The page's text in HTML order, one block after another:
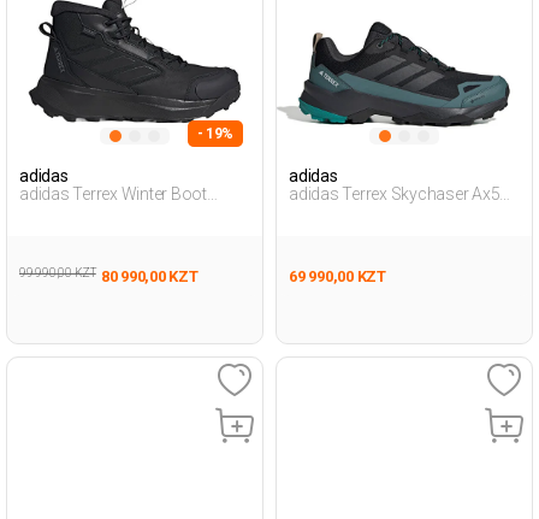
- 19%
adidas
adidas Terrex Winter Boot
99 990,00 KZT 80 990,00 KZT
adidas
adidas Terrex Skychaser Ax5
69 990,00 KZT